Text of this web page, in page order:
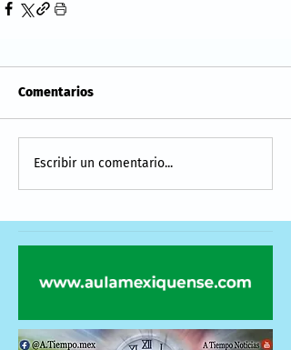
Comentarios
Escribir un comentario...